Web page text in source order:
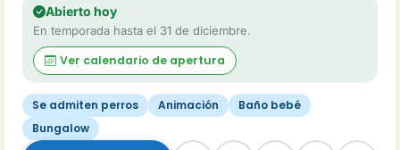
Abierto hoy
En temporada hasta el 31 de diciembre.
Ver calendario de apertura
Se admiten perros Animación
Baño bebé
Bungalow